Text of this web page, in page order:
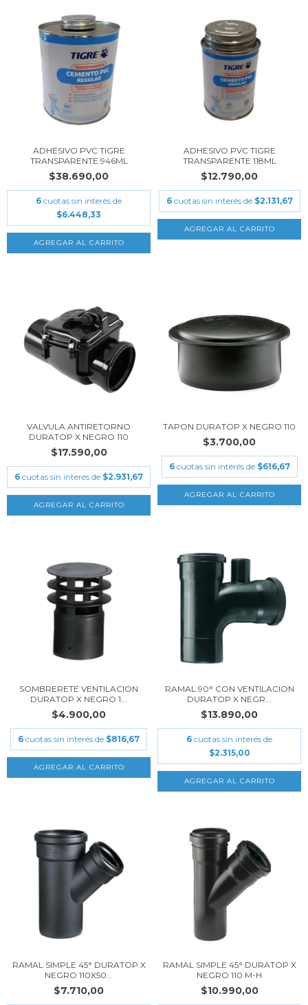
ADHESIVO PVC TIGRE
TRANSPARENTE 946ML
$38.690,00
6 cuotas sin interés de
$6.448,33
ADHESIVO PVC TIGRE
TRANSPARENTE 118ML
$12.790,00
6 cuotas sin interés de $2.131,67
VALVULA ANTIRETORNO
DURATOP X NEGRO 110
$17.590,00
6 cuotas sin interés de $2.931,67
TAPON DURATOP X NEGRO 110
$3.700,00
6 cuotas sin interés de $616,67
SOMBRERETE VENTILACION
DURATOP X NEGRO 1...
$4.900,00
6 cuotas sin interés de $816,67
RAMAL 90° CON VENTILACION
DURATOP X NEGR...
$13.890,00
6 cuotas sin interés de
$2.315,00
RAMAL SIMPLE 45° DURATOP X
NEGRO 110X50...
$7.710,00
RAMAL SIMPLE 45° DURATOP X
NEGRO 110 M-H
$10.990,00